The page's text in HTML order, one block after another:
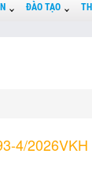
ĐÀO TẠO
4/2026VKH